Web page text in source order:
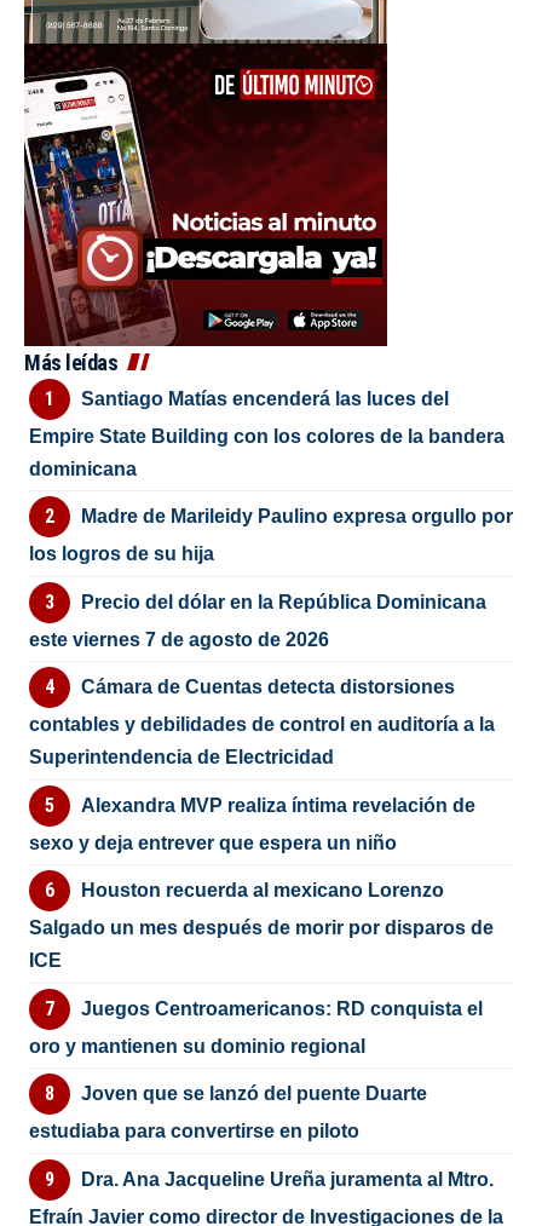
Más leídas
Santiago Matías encenderá las luces del
Empire State Building con los colores de la bandera
dominicana
Madre de Marileidy Paulino expresa orgullo por
los logros de su hija
Precio del dólar en la República Dominicana
este viernes 7 de agosto de 2026
Cámara de Cuentas detecta distorsiones
contables y debilidades de control en auditoría a la
Superintendencia de Electricidad
Alexandra MVP realiza íntima revelación de
sexo y deja entrever que espera un niño
Houston recuerda al mexicano Lorenzo
Salgado un mes después de morir por disparos de
ICE
Juegos Centroamericanos: RD conquista el
oro y mantienen su dominio regional
Joven que se lanzó del puente Duarte
estudiaba para convertirse en piloto
Dra. Ana Jacqueline Ureña juramenta al Mtro.
Efraín Javier como director de Investigaciones de la